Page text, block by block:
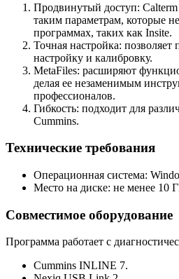
Продвинутый доступ: Calterm
таким параметрам, которые
программах, таких как Insite.
Точная настройка:
настройку и калибровку.
MetaFiles: расширяют
делая ее незаменимым
профессионалов.
Гибкость: подходит для
Cummins.
Технические требования
Операционная система:
Место на диске: не менее 10
Совместимое оборудование
Программа работает с
Cummins INLINE 7.